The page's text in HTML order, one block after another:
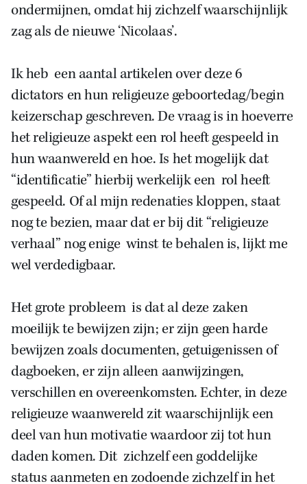
ondermijnen, omdat hij zichzelf waarschijnlijk
zag als de nieuwe ‘Nicolaas’.
Ik heb een aantal artikelen over deze 6
dictators en hun religieuze geboortedag/begin
keizerschap geschreven. De vraag is in hoeverre
het religieuze aspekt een rol heeft gespeeld in
hun waanwereld en hoe. Is het mogelijk dat
“identificatie” hierbij werkelijk een rol heeft
gespeeld. Of al mijn redenaties kloppen, staat
nog te bezien, maar dat er bij dit “religieuze
verhaal” nog enige winst te behalen is, lijkt me
wel verdedigbaar.
Het grote probleem is dat al deze zaken
moeilijk te bewijzen zijn; er zijn geen harde
bewijzen zoals documenten, getuigenissen of
dagboeken, er zijn alleen aanwijzingen,
verschillen en overeenkomsten. Echter, in deze
religieuze waanwereld zit waarschijnlijk een
deel van hun motivatie waardoor zij tot hun
daden komen. Dit zichzelf een goddelijke
status aanmeten en zodoende zichzelf in het